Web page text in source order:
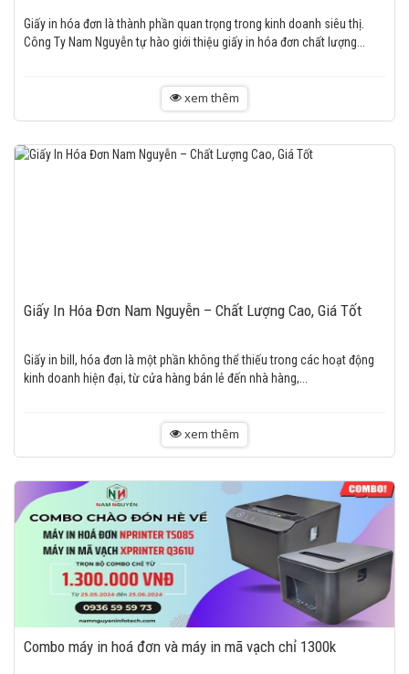
Giấy in hóa đơn là thành phần quan trọng trong kinh doanh siêu thị.
Công Ty Nam Nguyễn tự hào giới thiệu giấy in hóa đơn chất lượng...
xem thêm
Giấy In Hóa Đơn Nam Nguyễn – Chất Lượng Cao, Giá Tốt
Giấy in bill, hóa đơn là một phần không thể thiếu trong các hoạt động
kinh doanh hiện đại, từ cửa hàng bán lẻ đến nhà hàng,...
xem thêm
Combo máy in hoá đơn và máy in mã vạch chỉ 1300k